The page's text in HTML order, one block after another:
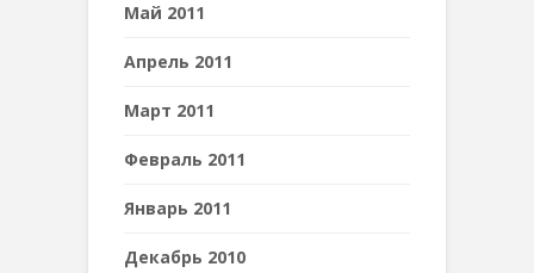
Май 2011
Апрель 2011
Март 2011
Февраль 2011
Январь 2011
Декабрь 2010